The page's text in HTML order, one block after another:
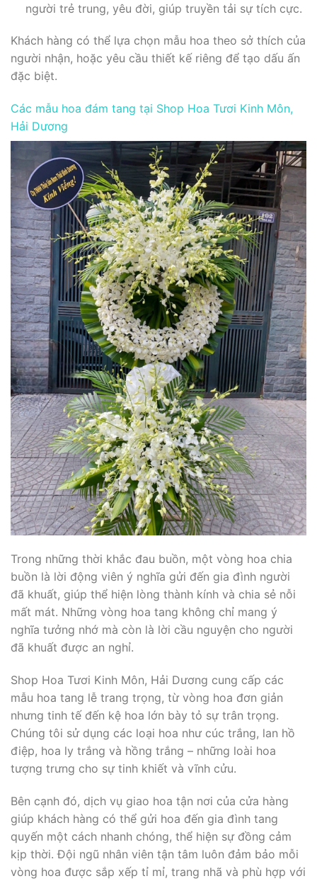
người trẻ trung, yêu đời, giúp truyền tải sự tích cực.
Khách hàng có thể lựa chọn mẫu hoa theo sở thích của
người nhận, hoặc yêu cầu thiết kế riêng để tạo dấu ấn
đặc biệt.
Các mẫu hoa đám tang tại Shop Hoa Tươi Kinh Môn,
Hải Dương
Trong những thời khắc đau buồn, một vòng hoa chia
buồn là lời động viên ý nghĩa gửi đến gia đình người
đã khuất, giúp thể hiện lòng thành kính và chia sẻ nỗi
mất mát. Những vòng hoa tang không chỉ mang ý
nghĩa tưởng nhớ mà còn là lời cầu nguyện cho người
đã khuất được an nghỉ.
Shop Hoa Tươi Kinh Môn, Hải Dương cung cấp các
mẫu hoa tang lễ trang trọng, từ vòng hoa đơn giản
nhưng tinh tế đến kệ hoa lớn bày tỏ sự trân trọng.
Chúng tôi sử dụng các loại hoa như cúc trắng, lan hồ
điệp, hoa ly trắng và hồng trắng – những loài hoa
tượng trưng cho sự tinh khiết và vĩnh cửu.
Bên cạnh đó, dịch vụ giao hoa tận nơi của cửa hàng
giúp khách hàng có thể gửi hoa đến gia đình tang
quyến một cách nhanh chóng, thể hiện sự đồng cảm
kịp thời. Đội ngũ nhân viên tận tâm luôn đảm bảo mỗi
vòng hoa được sắp xếp tỉ mỉ, trang nhã và phù hợp với